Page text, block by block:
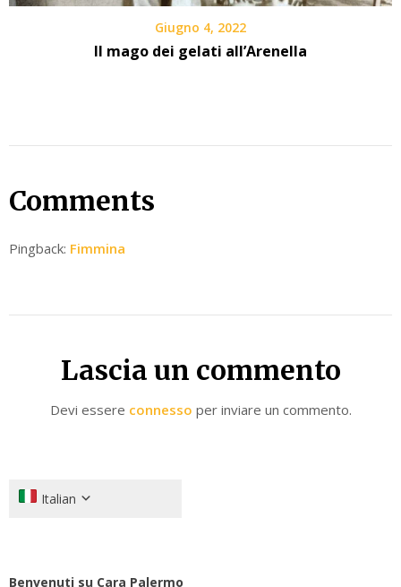
Giugno 4, 2022
Il mago dei gelati all’Arenella
Comments
Pingback: Fimmina
Lascia un commento
Devi essere connesso per inviare un commento.
Italian
Benvenuti su Cara Palermo